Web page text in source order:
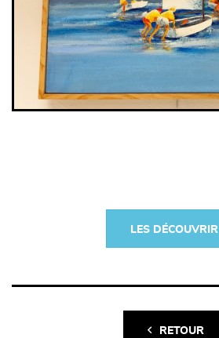
LES DÉCOUVRIR
RETOUR